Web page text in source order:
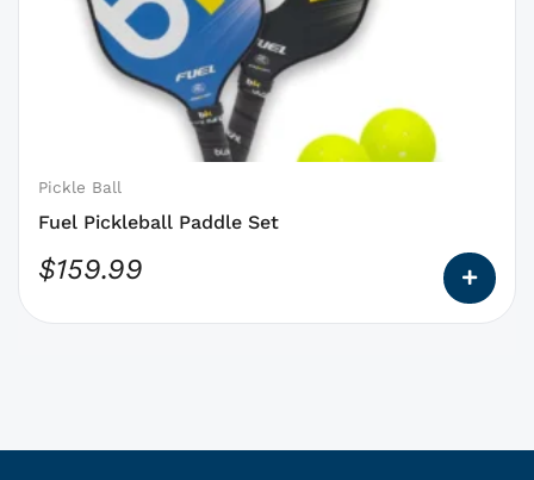
Pickle Ball
Fuel Pickleball Paddle Set
$159.99
options
choisies
sur
page